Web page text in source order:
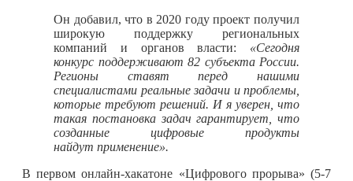
Он добавил, что в 2020 году проект получил
широкую поддержку региональных
компаний и органов власти: «Сегодня
конкурс поддерживают 82 субъекта России.
Регионы ставят перед нашими
специалистами реальные задачи и проблемы,
которые требуют решений. И я уверен, что
такая постановка задач гарантирует, что
созданные цифровые продукты
найдут применение».
В первом онлайн-хакатоне «Цифрового прорыва» (5-7